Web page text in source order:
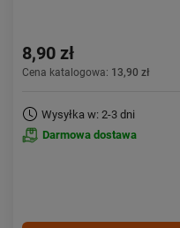
8,90 zł
Cena katalogowa: 13,90 zł
Wysyłka w: 2-3 dni
Darmowa dostawa